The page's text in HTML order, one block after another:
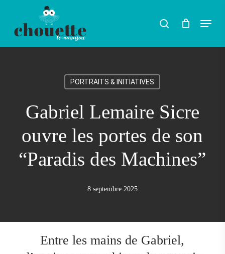
search Menu
PORTRAITS & INITIATIVES
Gabriel Lemaire Sicre
ouvre les portes de son
“Paradis des Machines”
8 septembre 2025
Entre les mains de Gabriel,